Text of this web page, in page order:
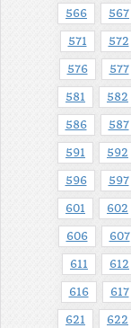
566 567
571 572
576 577
581 582
586 587
591 592
596 597
601 602
606 607
611 612
616 617
621 622